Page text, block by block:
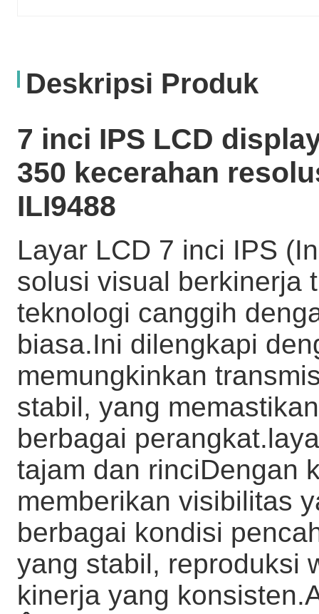
Deskripsi Produk
7 inci IPS LCD
350 kecerahan
ILI9488
Layar LCD 7 inci IPS
solusi visual berkinerja
teknologi canggih
biasa.Ini dilengkapi
memungkinkan
stabil, yang
berbagai
tajam dan rinciDengan
memberikan visibilitas
berbagai kondisi
yang stabil, reproduksi
kinerja yang konsisten.